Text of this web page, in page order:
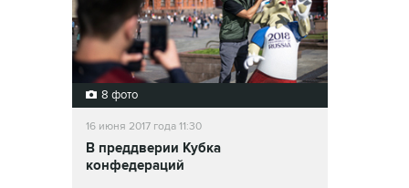
8 фото
16 июня 2017 года 11:30
В преддверии Кубка
конфедераций